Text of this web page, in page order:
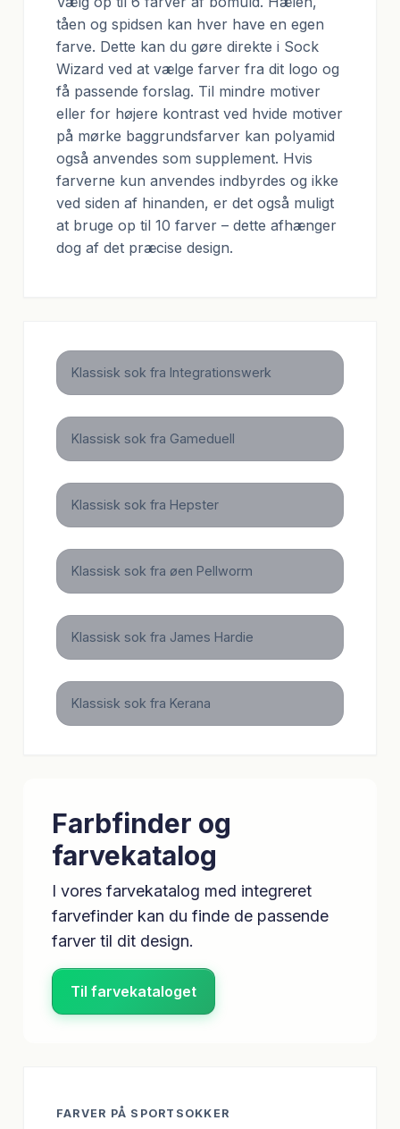
tåen og spidsen kan hver have en egen
farve. Dette kan du gøre direkte i Sock
Wizard ved at vælge farver fra dit logo og
få passende forslag. Til mindre motiver
eller for højere kontrast ved hvide motiver
på mørke baggrundsfarver kan polyamid
også anvendes som supplement. Hvis
farverne kun anvendes indbyrdes og ikke
ved siden af hinanden, er det også muligt
at bruge op til 10 farver – dette afhænger
dog af det præcise design.
Klassisk sok fra Integrationswerk
Klassisk sok fra Gameduell
Klassisk sok fra Hepster
Klassisk sok fra øen Pellworm
Klassisk sok fra James Hardie
Klassisk sok fra Kerana
Farbfinder og
farvekatalog
I vores farvekatalog med integreret
farvefinder kan du finde de passende
farver til dit design.
Til farvekataloget
FARVER PÅ SPORTSOKKER